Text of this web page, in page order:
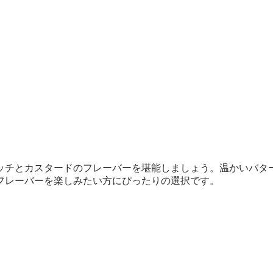
とカスタードのフレーバーを堪能しましょう。温かいバ
ーバーを楽しみたい方にぴったりの選択です。